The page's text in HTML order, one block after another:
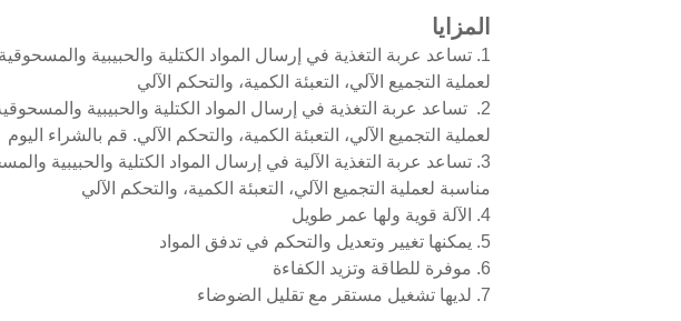
المزايا
1. تساعد عربة التغذية في إرسال المواد الكتلية والحبيبية
لعملية التجميع الآلي، التعبئة الكمية، والتحكم الآلي
2. تساعد عربة التغذية في إرسال المواد الكتلية والحبيبية
لعملية التجميع الآلي، التعبئة الكمية، والتحكم الآلي. قم بالشراء اليوم
3. تساعد عربة التغذية الآلية في إرسال المواد الكتلية والحبيبية
مناسبة لعملية التجميع الآلي، التعبئة الكمية، والتحكم الآلي
4. الآلة قوية ولها عمر طويل
5. يمكنها تغيير وتعديل والتحكم في تدفق المواد
6. موفرة للطاقة وتزيد الكفاءة
7. لديها تشغيل مستقر مع تقليل الضوضاء